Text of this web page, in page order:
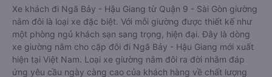
Xe khách đi Ngã Bảy - Hậu Giang từ Quận 9 - Sài Gòn giường
nằm đôi là loại xe đặc biệt. Với mỗi giường được thiết kế như
một phòng ngủ khách sạn sang trọng, hiện đại. Đây là dòng
xe giường nằm cho cặp đôi đi Ngã Bảy - Hậu Giang mới xuất
hiện tại Việt Nam. Loại xe giường nằm đôi ra đời nhằm đáp
ứng yêu cầu ngày càng cao của khách hàng về chất lượng